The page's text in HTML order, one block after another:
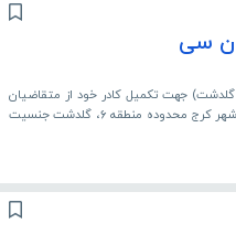
سی
گستر آوند در استان البرز (کرج، منطقه ۶، گلدشت) جهت تکمیل کادر خود از متقاضیان
ساکن استان البرز استخدام می‌نماید استان البرز شهر کرج محدوده منطقه ۶، گلدشت جنسیت